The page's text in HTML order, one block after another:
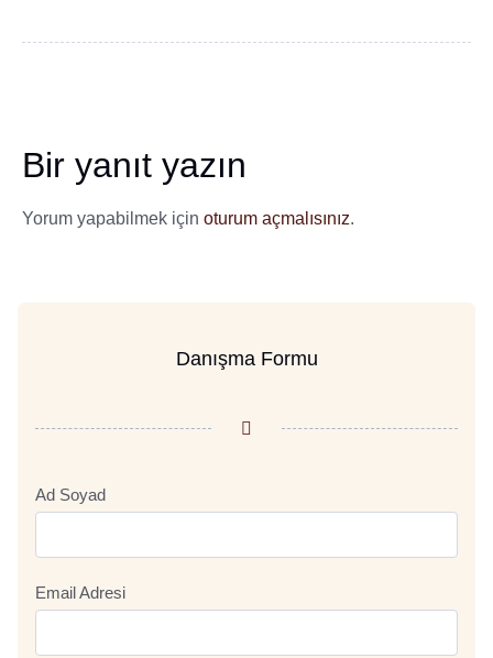
Bir yanıt yazın
Yorum yapabilmek için oturum açmalısınız.
Danışma Formu
Ad Soyad
Email Adresi